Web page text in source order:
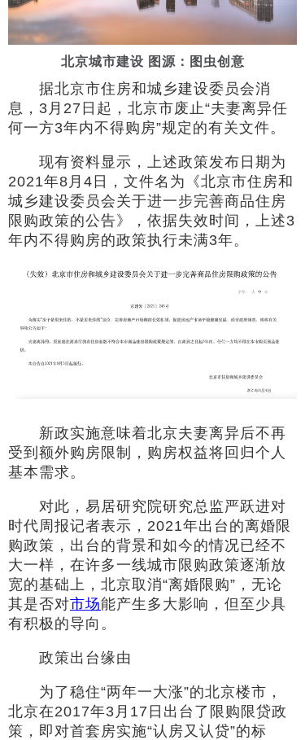
北京城市建设 图源：图虫创意
据北京市住房和城乡建设委员会消
息，3月27日起，北京市废止“夫妻离异任
何一方3年内不得购房”规定的有关文件。
现有资料显示，上述政策发布日期为
2021年8月4日，文件名为《北京市住房和
城乡建设委员会关于进一步完善商品住房
限购政策的公告》，依据失效时间，上述3
年内不得购房的政策执行未满3年。
新政实施意味着北京夫妻离异后不再
受到额外购房限制，购房权益将回归个人
基本需求。
对此，易居研究院研究总监严跃进对
时代周报记者表示，2021年出台的离婚限
购政策，出台的背景和如今的情况已经不
大一样，在许多一线城市限购政策逐渐放
宽的基础上，北京取消“离婚限购”，无论
其是否对市场能产生多大影响，但至少具
有积极的导向。
政策出台缘由
为了稳住“两年一大涨”的北京楼市，
北京在2017年3月17日出台了限购限贷政
策，即对首套房实施“认房又认贷”的标